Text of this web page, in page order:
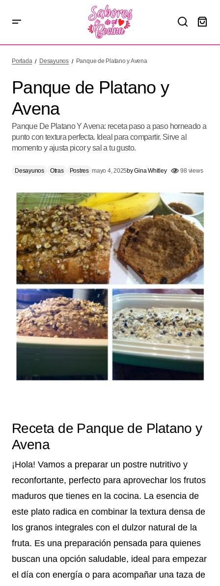
Portada Desayunos Panque de Platano y Avena
Panque de Platano y
Avena
Panque De Platano Y Avena: receta paso a paso horneado a
punto con textura perfecta. Ideal para compartir. Sirve al
momento y ajusta picor y sal a tu gusto.
Desayunos Otras Postres mayo 4, 2025byGina Whitley 98 views
Receta de Panque de Platano y
Avena
¡Hola! Vamos a preparar un postre nutritivo y
reconfortante, perfecto para aprovechar los frutos
maduros que tienes en la cocina. La esencia de
este plato radica en combinar la textura densa de
los granos integrales con el dulzor natural de la
fruta. Es una preparación pensada para quienes
buscan una opción saludable, ideal para empezar
el día con energía o para acompañar una taza de